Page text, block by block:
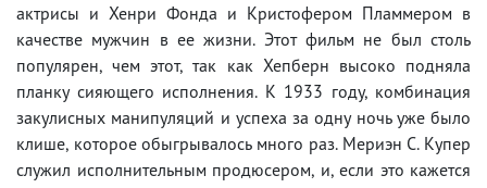
актрисы и Хенри Фонда и Кристофером Пламмером в
качестве мужчин в ее жизни. Этот фильм не был столь
популярен, чем этот, так как Хепберн высоко подняла
планку сияющего исполнения. К 1933 году, комбинация
закулисных манипуляций и успеха за одну ночь уже было
клише, которое обыгрывалось много раз. Мериэн С. Купер
служил исполнительным продюсером, и, если это кажется